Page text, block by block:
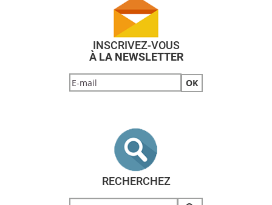
INSCRIVEZ-VOUS
À LA NEWSLETTER
RECHERCHEZ